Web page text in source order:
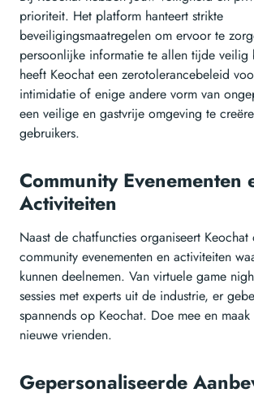
prioriteit. Het platform hanteert strikte
beveiligingsmaatregelen om ervoor te
persoonlijke informatie te allen tijde veilig
heeft Keochat een zerotolerancebeleid
intimidatie of enige andere vorm van
een veilige en gastvrije omgeving te
gebruikers.
Community Evenementen
Activiteiten
Naast de chatfuncties organiseert Keochat
community evenementen en activiteiten
kunnen deelnemen. Van virtuele game
sessies met experts uit de industrie, er
spannends op Keochat. Doe mee en
nieuwe vrienden.
Gepersonaliseerde